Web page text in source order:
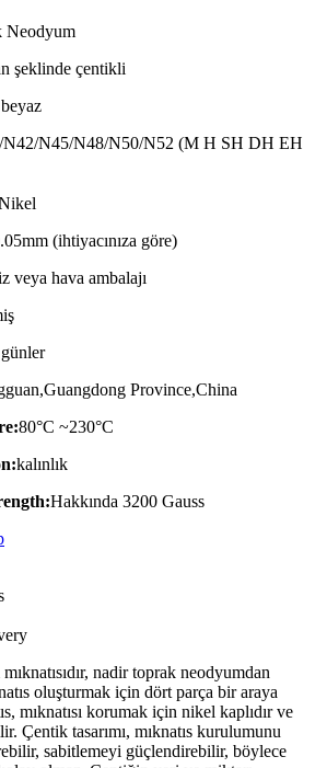
Neodyum
şeklinde çentikli
N45/N48/N50/N52 (M H SH DH EH
(ihtiyacınıza göre)
veya hava ambalajı
Province,China
80°C ~230°C
kalınlık
Hakkında 3200 Gauss
nadir toprak neodyumdan
oluşturmak için dört parça bir araya
mıknatısı korumak için nikel kaplıdır ve
Çentik tasarımı, mıknatıs kurulumunu
sabitlemeyi güçlendirebilir, böylece